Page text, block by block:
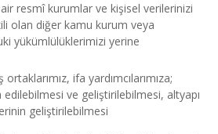
resmî kurumlar ve kişisel verilerinizi
olan diğer kamu kurum veya
yükümlülüklerimizi yerine
ortaklarımız, ifa yardımcılarımıza;
ve geliştirilebilmesi, altyapı
geliştirilebilmesi